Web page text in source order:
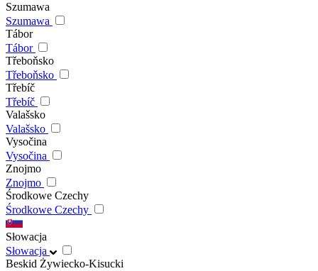
Szumawa
Szumawa
Tábor
Tábor
Třeboňsko
Třeboňsko
Třebíč
Třebíč
Valašsko
Valašsko
Vysočina
Vysočina
Znojmo
Znojmo
Środkowe Czechy
Środkowe Czechy
Słowacja
Słowacja
Beskid Żywiecko-Kisucki